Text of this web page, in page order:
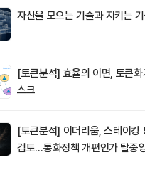
자산을 모으는 기술과 지키는
[토큰분석] 효율의 이면, 토큰화
스크
[토큰분석] 이더리움, 스테이킹
검토…통화정책 개편인가 탈중